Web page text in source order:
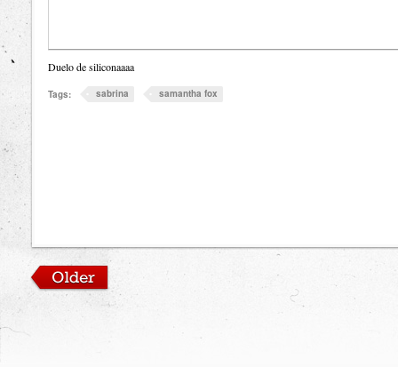
Duelo de siliconaaaa
Tags: sabrina samantha fox